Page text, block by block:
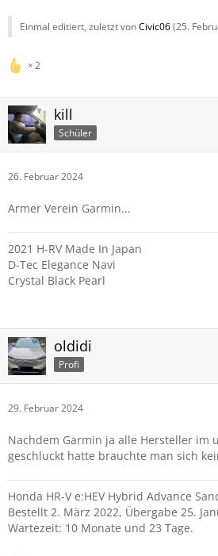
Einmal editiert, zuletzt vonCivic06(25.
2
kill
Schüler
26. Februar 2024
Armer Verein Garmin...
2021 H-RV Made In Japan
D-Tec Elegance Navi
Crystal Black Pearl
oldidi
Profi
29. Februar 2024
Nachdem Garmin ja alle Hersteller im
geschluckt hatte brauchte man sich
Honda HR-V e:HEV Hybrid Advance
Bestellt 2. März 2022, Übergabe 25.
Wartezeit: 10 Monate und 23 Tage.